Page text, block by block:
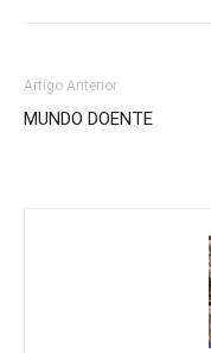
Artigo Anterior
MUNDO DOENTE